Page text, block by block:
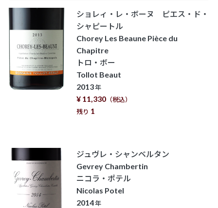
ショレィ・レ・ボーヌ ピエス・ド・
シャピートル
Chorey Les Beaune Pièce du
Chapitre
トロ・ボー
Tollot Beaut
2013年
¥ 11,330 （税込）
残り 1
ジュヴレ・シャンベルタン
Gevrey Chambertin
ニコラ・ポテル
Nicolas Potel
2014年